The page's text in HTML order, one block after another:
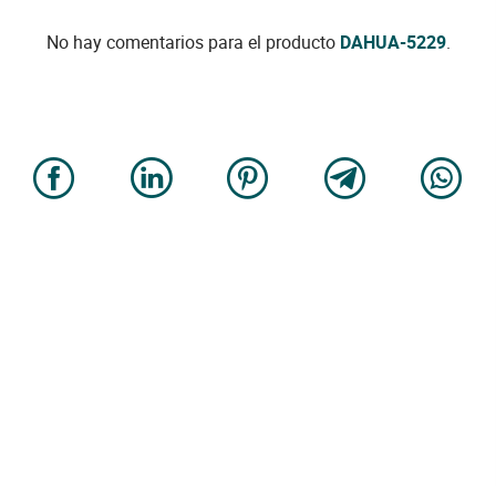
No hay comentarios para el producto DAHUA-5229.